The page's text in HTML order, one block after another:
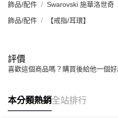
飾品/配件 Swarovski 施華洛世奇
飾品/配件 【戒指/耳環】
評價
喜歡這個商品嗎？購買後給他一個
本分類熱銷全站排行